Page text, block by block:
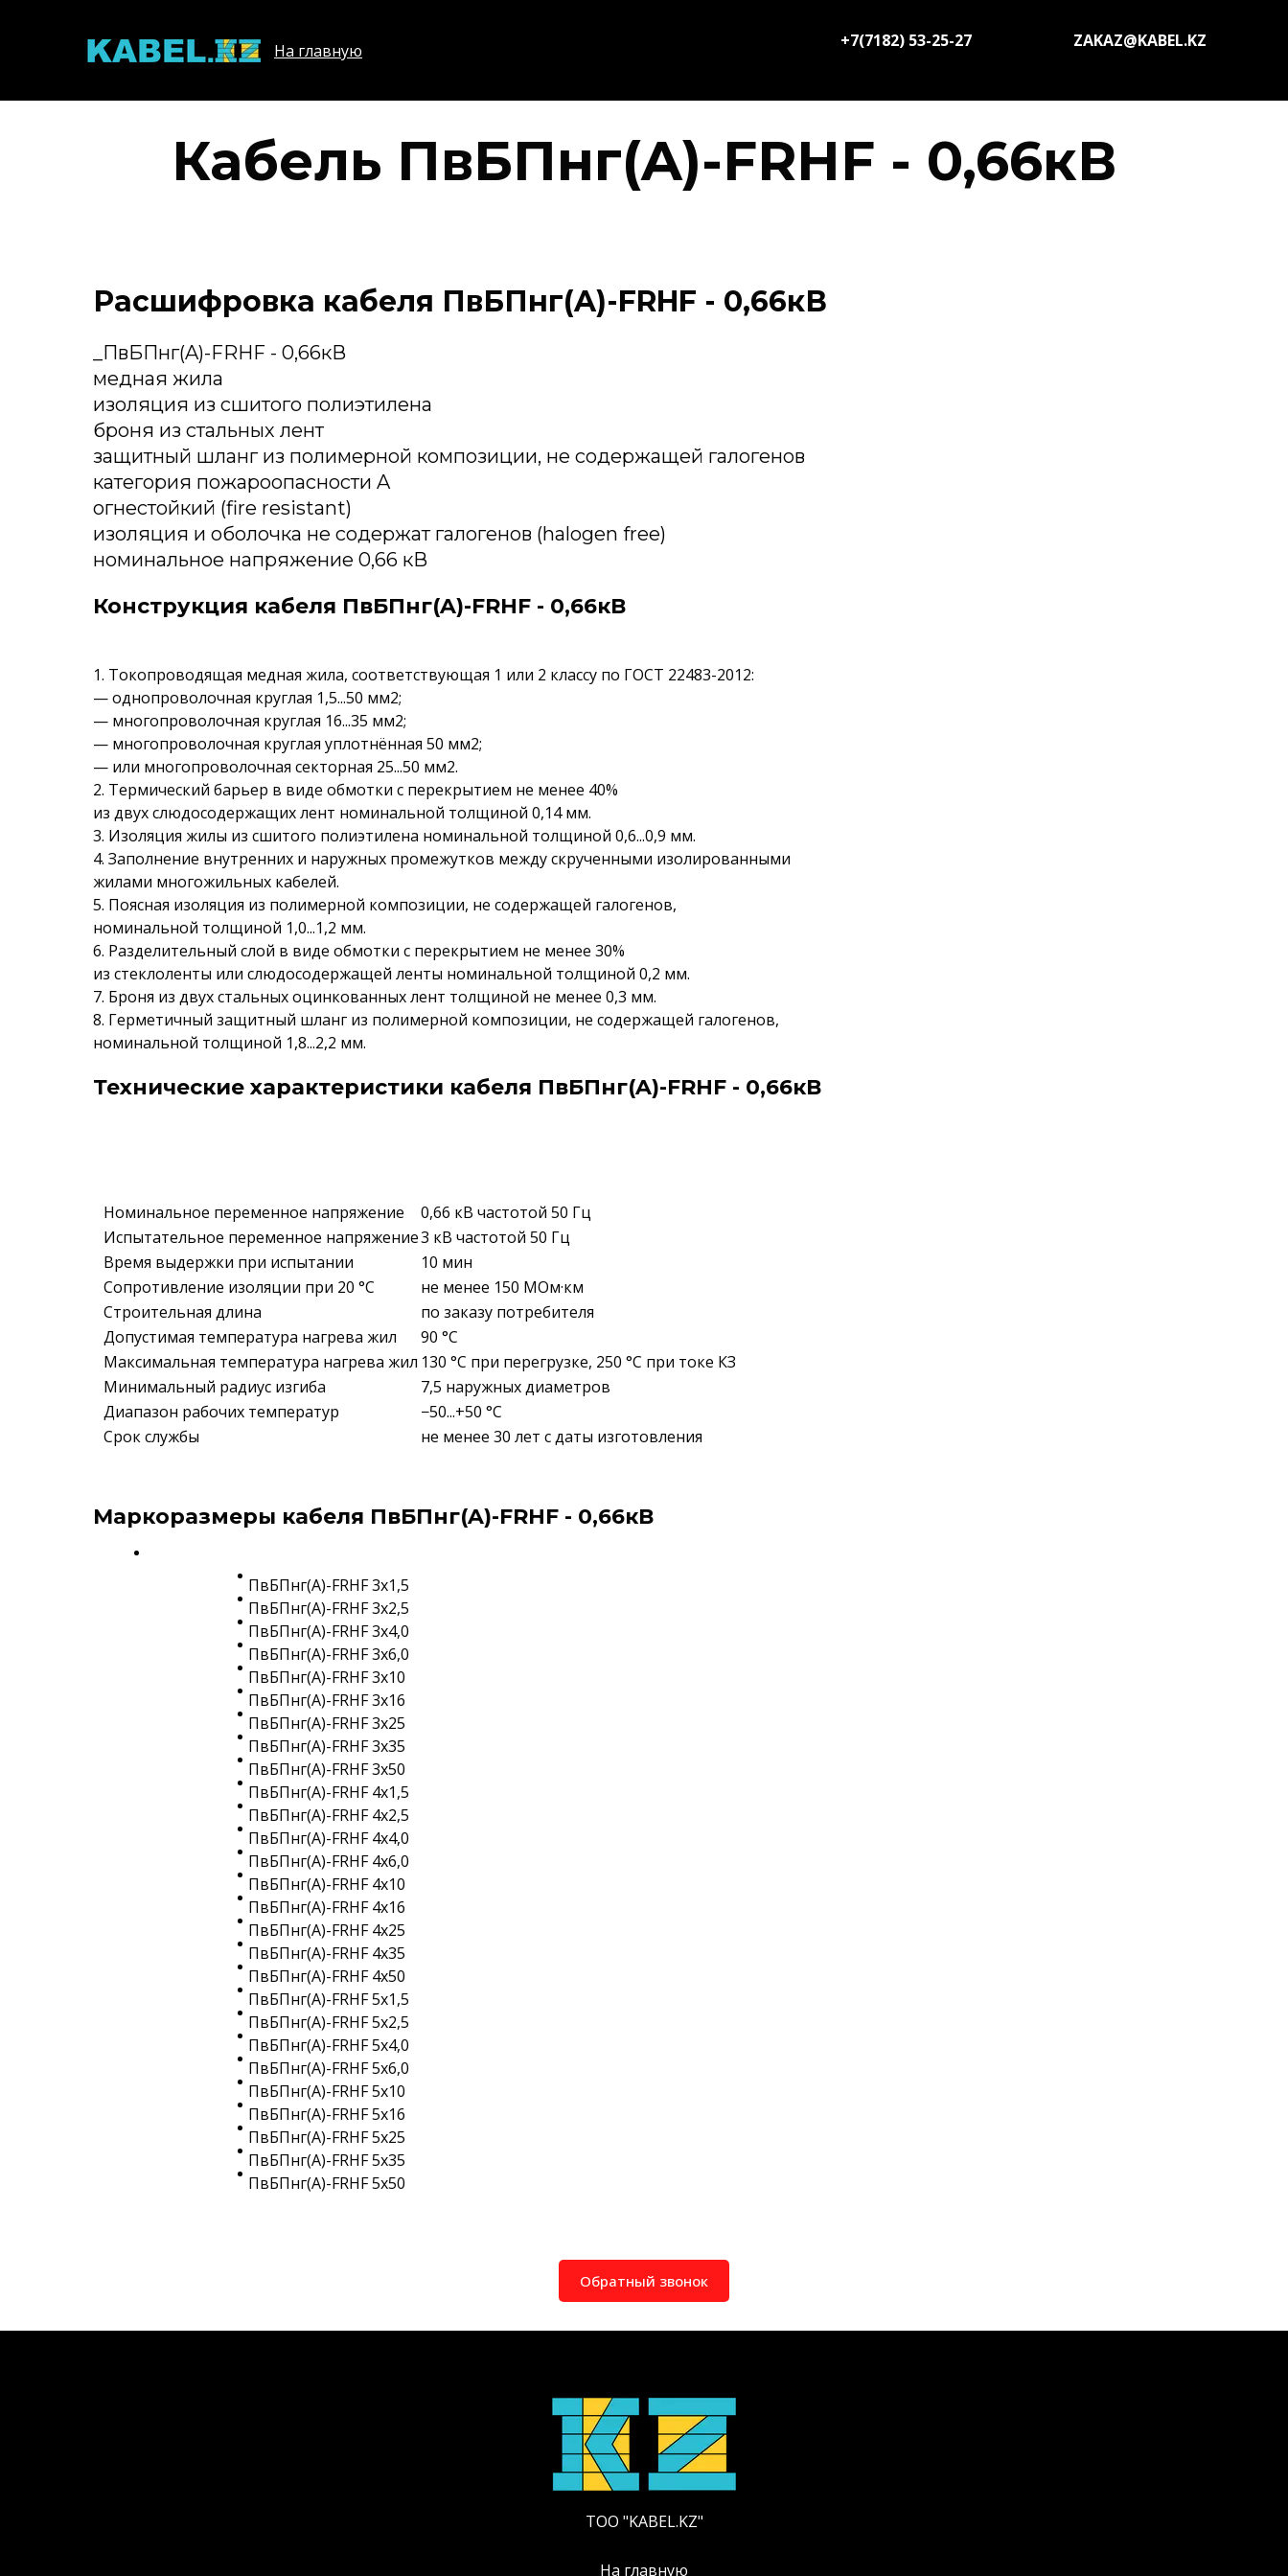
На главную +7(7182) 53-25-27 ZAKAZ@KABEL.KZ
Кабель ПвБПнг(A)-FRHF - 0,66кВ
Расшифровка кабеля ПвБПнг(A)-FRHF - 0,66кВ
_ПвБПнг(A)-FRHF - 0,66кВ
медная жила
изоляция из сшитого полиэтилена
броня из стальных лент
защитный шланг из полимерной композиции, не содержащей галогенов
категория пожароопасности A
огнестойкий (fire resistant)
изоляция и оболочка не содержат галогенов (halogen free)
номинальное напряжение 0,66 кВ
Конструкция кабеля ПвБПнг(A)-FRHF - 0,66кВ
1. Токопроводящая медная жила, соответствующая 1 или 2 классу по ГОСТ 22483-2012:
— однопроволочная круглая 1,5...50 мм2;
— многопроволочная круглая 16...35 мм2;
— многопроволочная круглая уплотнённая 50 мм2;
— или многопроволочная секторная 25...50 мм2.
2. Термический барьер в виде обмотки с перекрытием не менее 40%
из двух слюдосодержащих лент номинальной толщиной 0,14 мм.
3. Изоляция жилы из сшитого полиэтилена номинальной толщиной 0,6...0,9 мм.
4. Заполнение внутренних и наружных промежутков между скрученными изолированными
жилами многожильных кабелей.
5. Поясная изоляция из полимерной композиции, не содержащей галогенов,
номинальной толщиной 1,0...1,2 мм.
6. Разделительный слой в виде обмотки с перекрытием не менее 30%
из стеклоленты или слюдосодержащей ленты номинальной толщиной 0,2 мм.
7. Броня из двух стальных оцинкованных лент толщиной не менее 0,3 мм.
8. Герметичный защитный шланг из полимерной композиции, не содержащей галогенов,
номинальной толщиной 1,8...2,2 мм.
Технические характеристики кабеля ПвБПнг(A)-FRHF - 0,66кВ
Номинальное переменное напряжение
0,66 кВ частотой 50 Гц
Испытательное переменное напряжение3 кВ частотой 50 Гц
Время выдержки при испытании
10 мин
Сопротивление изоляции при 20 °С
не менее 150 МОм·км
Строительная длина
по заказу потребителя
Допустимая температура нагрева жил
90 °C
Максимальная температура нагрева жил 130 °C при перегрузке, 250 °C при токе КЗ
Минимальный радиус изгиба
7,5 наружных диаметров
Диапазон рабочих температур
−50...+50 °C
Срок службы
не менее 30 лет с даты изготовления
Маркоразмеры кабеля ПвБПнг(A)-FRHF - 0,66кВ
ПвБПнг(A)-FRHF 3х1,5
ПвБПнг(A)-FRHF 3х2,5
ПвБПнг(A)-FRHF 3х4,0
ПвБПнг(A)-FRHF 3х6,0
ПвБПнг(A)-FRHF 3х10
ПвБПнг(A)-FRHF 3х16
ПвБПнг(A)-FRHF 3х25
ПвБПнг(A)-FRHF 3х35
ПвБПнг(A)-FRHF 3х50
ПвБПнг(A)-FRHF 4х1,5
ПвБПнг(A)-FRHF 4х2,5
ПвБПнг(A)-FRHF 4х4,0
ПвБПнг(A)-FRHF 4х6,0
ПвБПнг(A)-FRHF 4х10
ПвБПнг(A)-FRHF 4х16
ПвБПнг(A)-FRHF 4х25
ПвБПнг(A)-FRHF 4х35
ПвБПнг(A)-FRHF 4х50
ПвБПнг(A)-FRHF 5х1,5
ПвБПнг(A)-FRHF 5х2,5
ПвБПнг(A)-FRHF 5х4,0
ПвБПнг(A)-FRHF 5х6,0
ПвБПнг(A)-FRHF 5х10
ПвБПнг(A)-FRHF 5х16
ПвБПнг(A)-FRHF 5х25
ПвБПнг(A)-FRHF 5х35
ПвБПнг(A)-FRHF 5х50
Обратный звонок
ТОО "KABEL.KZ"
На главную